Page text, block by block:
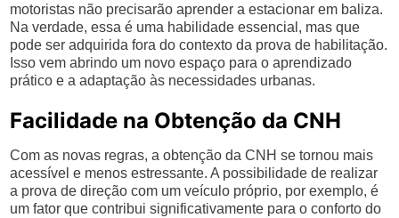
motoristas não precisarão aprender a estacionar em baliza.
Na verdade, essa é uma habilidade essencial, mas que
pode ser adquirida fora do contexto da prova de habilitação.
Isso vem abrindo um novo espaço para o aprendizado
prático e a adaptação às necessidades urbanas.
Facilidade na Obtenção da CNH
Com as novas regras, a obtenção da CNH se tornou mais
acessível e menos estressante. A possibilidade de realizar
a prova de direção com um veículo próprio, por exemplo, é
um fator que contribui significativamente para o conforto do